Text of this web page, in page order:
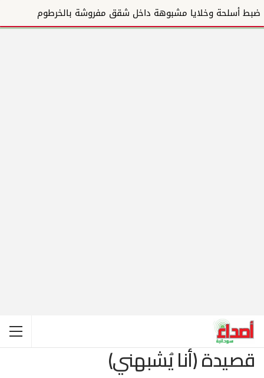
ضبط أسلحة وخلايا مشبوهة داخل شقق مفروشة بالخرطوم
قصيدة (أنا يُشبهني)